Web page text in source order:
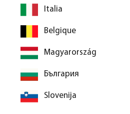
Italia
Belgique
Magyarország
България
Slovenija